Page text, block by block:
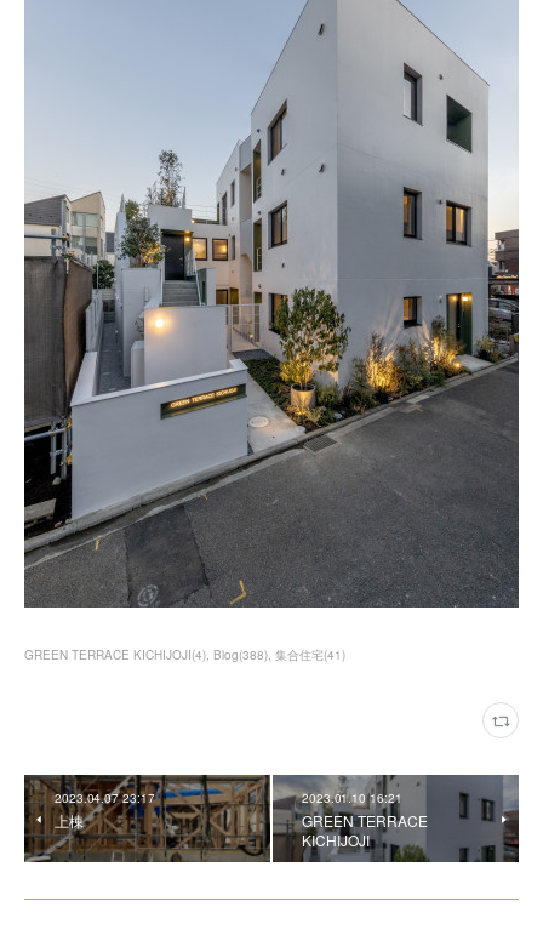
GREEN TERRACE KICHIJOJI(4) Blog(388) 集合住宅(41)
2023.04.07 23:17
上棟
2023.01.10 16:21
GREEN TERRACE
KICHIJOJI